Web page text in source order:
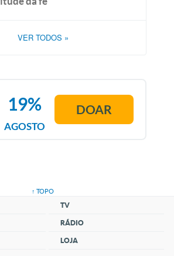
VER TODOS »
AGOSTO
19% DOAR
↑ TOPO
TV
RÁDIO
LOJA